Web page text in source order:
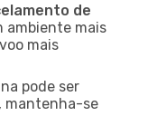
de
ambiente mais
mais
pode ser
mantenha-se